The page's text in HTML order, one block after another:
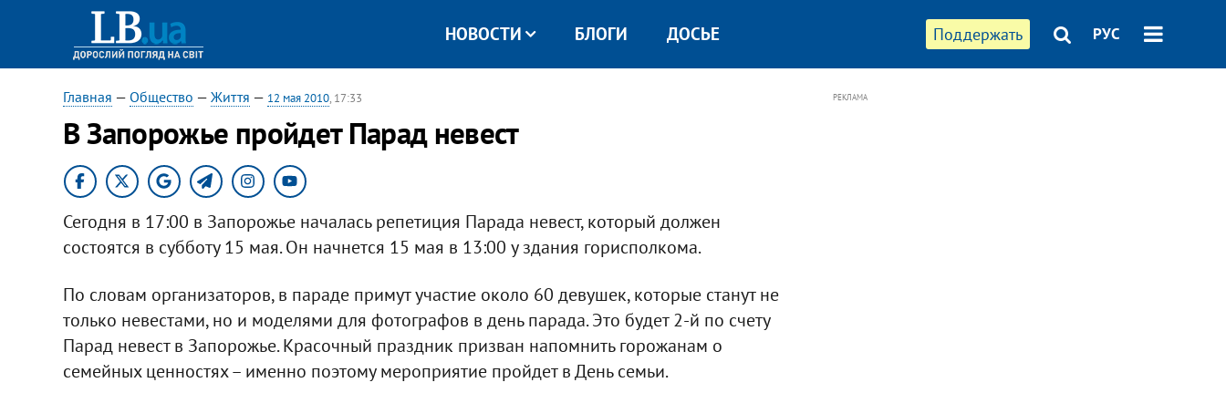
Поддержать РУС
НОВОСТИ БЛОГИ ДОСЬЕ
Главная — Общество — Життя — 12 мая 2010, 17:33
В Запорожье пройдет Парад невест
Сегодня в 17:00 в Запорожье началась репетиция Парада невест, который должен
состоятся в субботу 15 мая. Он начнется 15 мая в 13:00 у здания горисполкома.
По словам организаторов, в параде примут участие около 60 девушек, которые станут не
только невестами, но и моделями для фотографов в день парада. Это будет 2-й по счету
Парад невест в Запорожье. Красочный праздник призван напомнить горожанам о
семейных ценностях – именно поэтому мероприятие пройдет в День семьи.
РЕКЛАМА